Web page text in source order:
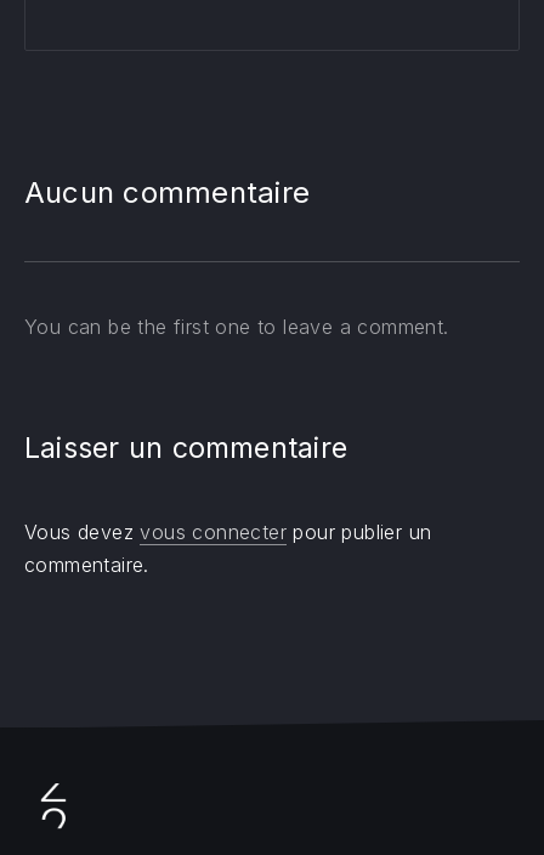
Aucun commentaire
You can be the first one to leave a comment.
Laisser un commentaire
Vous devezvous connecter pour publier un
commentaire.